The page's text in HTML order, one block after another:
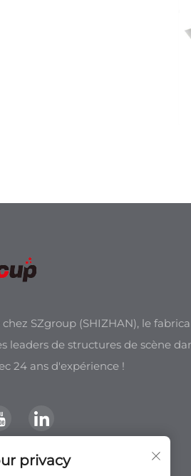
SZgroup (SHIZHAN), le
leaders de structures de scène
24 ans d'expérience !
privacy